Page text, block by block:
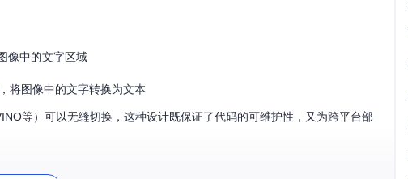
像中的文字区域
将图像中的文字转换为文本
等）可以无缝切换，这种设计既保证了代码的可维护性，又为跨平台部